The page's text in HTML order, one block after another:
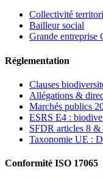
Collectivité
Bailleur social
Grande entreprise
Réglementation
Clauses
Allégations &
Marchés publics
ESRS E4 :
SFDR articles 8 &
Taxonomie UE :
Conformité ISO 17065